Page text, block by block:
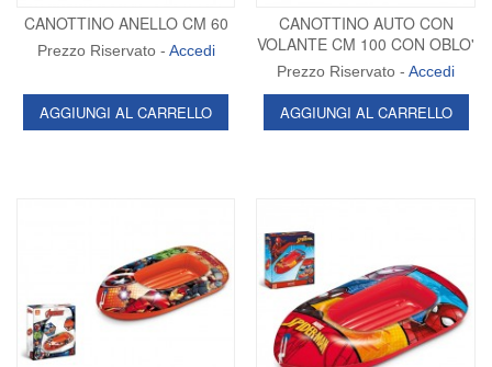
CANOTTINO ANELLO CM 60
Prezzo Riservato - Accedi
AGGIUNGI AL CARRELLO
CANOTTINO AUTO CON
VOLANTE CM 100 CON OBLO'
Prezzo Riservato -Accedi
AGGIUNGI AL CARRELLO